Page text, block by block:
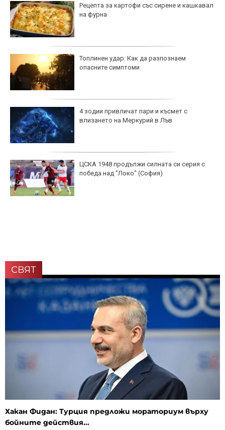
Рецепта за картофи със сирене и кашкавал
на фурна
Топлинен удар: Как да разпознаем
опасните симптоми
4 зодии привличат пари и късмет с
влизането на Меркурий в Лъв
ЦСКА 1948 продължи силната си серия с
победа над "Локо" (София)
СВЯТ
Хакан Фидан: Турция предложи мораториум върху
бойните действия...